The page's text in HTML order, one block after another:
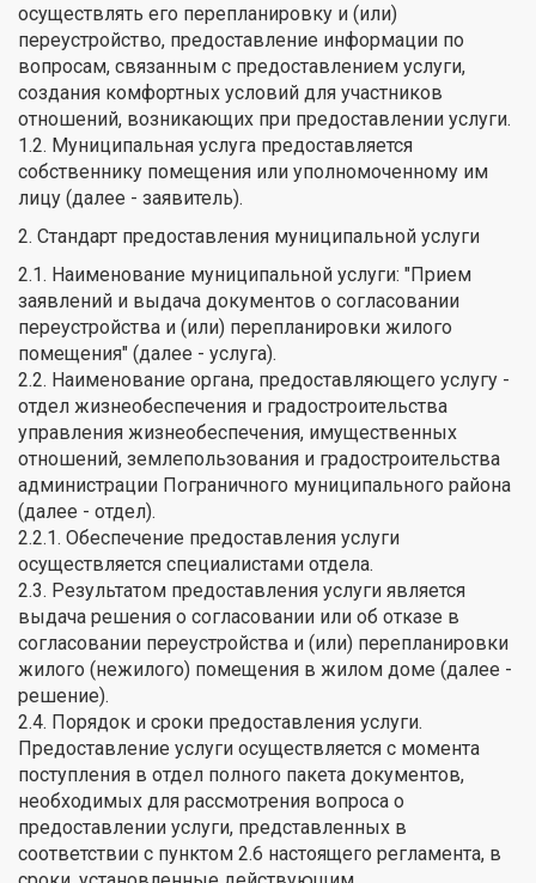
осуществлять его перепланировку и (или)
переустройство, предоставление информации по
вопросам, связанным с предоставлением услуги,
создания комфортных условий для участников
отношений, возникающих при предоставлении услуги.
1.2. Муниципальная услуга предоставляется
собственнику помещения или уполномоченному им
лицу (далее - заявитель).
2. Стандарт предоставления муниципальной услуги
2.1. Наименование муниципальной услуги: "Прием
заявлений и выдача документов о согласовании
переустройства и (или) перепланировки жилого
помещения" (далее - услуга).
2.2. Наименование органа, предоставляющего услугу -
отдел жизнеобеспечения и градостроительства
управления жизнеобеспечения, имущественных
отношений, землепользования и градостроительства
администрации Пограничного муниципального района
(далее - отдел).
2.2.1. Обеспечение предоставления услуги
осуществляется специалистами отдела.
2.3. Результатом предоставления услуги является
выдача решения о согласовании или об отказе в
согласовании переустройства и (или) перепланировки
жилого (нежилого) помещения в жилом доме (далее -
решение).
2.4. Порядок и сроки предоставления услуги.
Предоставление услуги осуществляется с момента
поступления в отдел полного пакета документов,
необходимых для рассмотрения вопроса о
предоставлении услуги, представленных в
соответствии с пунктом 2.6 настоящего регламента, в